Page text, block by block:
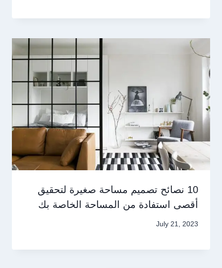
10 نصائح تصميم مساحة صغيرة لتحقيق
أقصى استفادة من المساحة الخاصة بك
July 21, 2023